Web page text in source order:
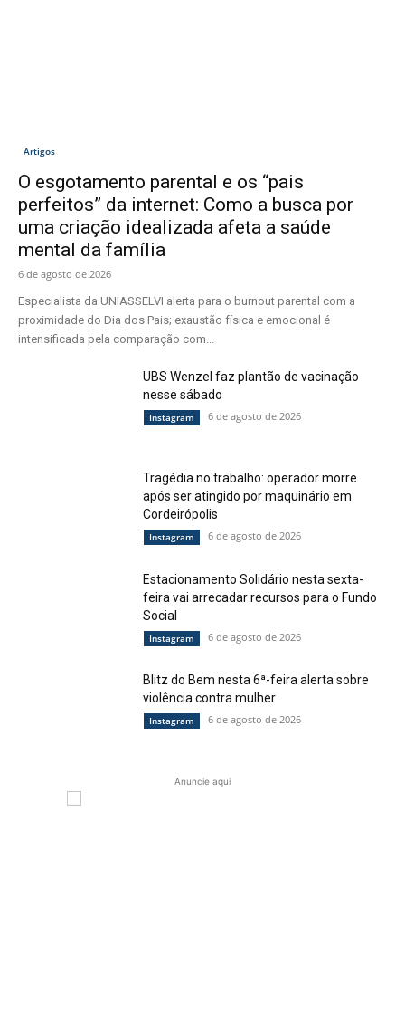
Artigos
O esgotamento parental e os “pais
perfeitos” da internet: Como a busca por
uma criação idealizada afeta a saúde
mental da família
6 de agosto de 2026
Especialista da UNIASSELVI alerta para o burnout parental com a
proximidade do Dia dos Pais; exaustão física e emocional é
intensificada pela comparação com...
UBS Wenzel faz plantão de vacinação
nesse sábado
Instagram 6 de agosto de 2026
Tragédia no trabalho: operador morre
após ser atingido por maquinário em
Cordeirópolis
Instagram 6 de agosto de 2026
Estacionamento Solidário nesta sexta-
feira vai arrecadar recursos para o Fundo
Social
Instagram 6 de agosto de 2026
Blitz do Bem nesta 6ª-feira alerta sobre
violência contra mulher
Instagram 6 de agosto de 2026
Anuncie aqui